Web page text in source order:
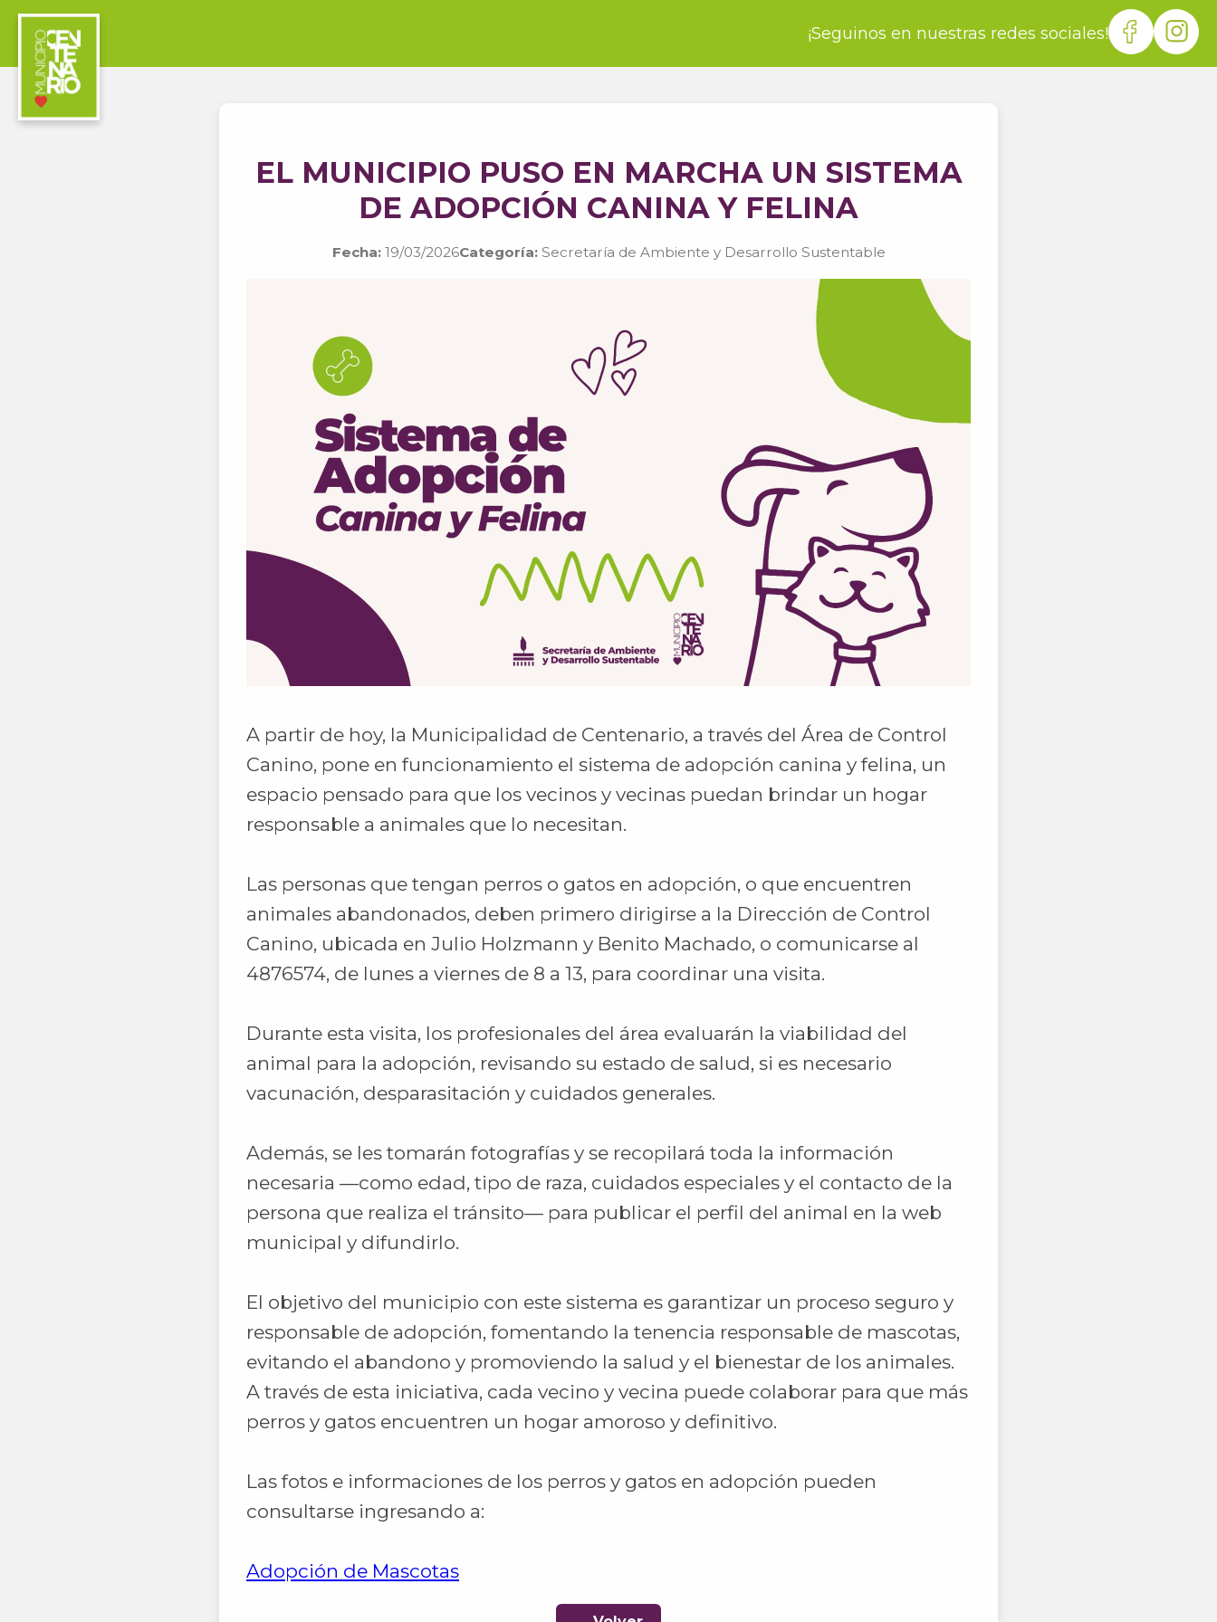
¡Seguinos en nuestras redes sociales!
EL MUNICIPIO PUSO EN MARCHA UN SISTEMA
DE ADOPCIÓN CANINA Y FELINA
Fecha:19/03/2026Categoría:Secretaría de Ambiente y Desarrollo Sustentable
A partir de hoy, la Municipalidad de Centenario, a través del Área de Control
Canino, pone en funcionamiento el sistema de adopción canina y felina, un
espacio pensado para que los vecinos y vecinas puedan brindar un hogar
responsable a animales que lo necesitan.
Las personas que tengan perros o gatos en adopción, o que encuentren
animales abandonados, deben primero dirigirse a la Dirección de Control
Canino, ubicada en Julio Holzmann y Benito Machado, o comunicarse al
4876574, de lunes a viernes de 8 a 13, para coordinar una visita.
Durante esta visita, los profesionales del área evaluarán la viabilidad del
animal para la adopción, revisando su estado de salud, si es necesario
vacunación, desparasitación y cuidados generales.
Además, se les tomarán fotografías y se recopilará toda la información
necesaria —como edad, tipo de raza, cuidados especiales y el contacto de la
persona que realiza el tránsito— para publicar el perfil del animal en la web
municipal y difundirlo.
El objetivo del municipio con este sistema es garantizar un proceso seguro y
responsable de adopción, fomentando la tenencia responsable de mascotas,
evitando el abandono y promoviendo la salud y el bienestar de los animales.
A través de esta iniciativa, cada vecino y vecina puede colaborar para que más
perros y gatos encuentren un hogar amoroso y definitivo.
Las fotos e informaciones de los perros y gatos en adopción pueden
consultarse ingresando a:
Adopción de Mascotas